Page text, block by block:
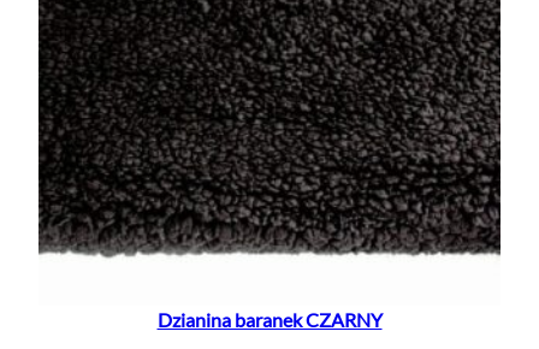
Dzianina baranek CZARNY